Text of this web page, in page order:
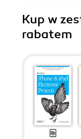
Kup w
rabatem